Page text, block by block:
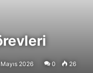
2026 0 26